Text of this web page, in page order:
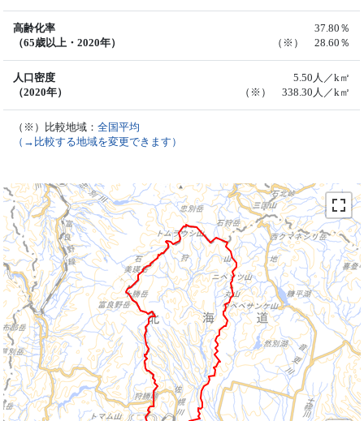
高齢化率
（65歳以上・2020年）
37.80％
（※） 28.60％
人口密度
（2020年）
5.50人／k㎡
（※） 338.30人／k㎡
（※）比較地域：全国平均
（→比較する地域を変更できます）